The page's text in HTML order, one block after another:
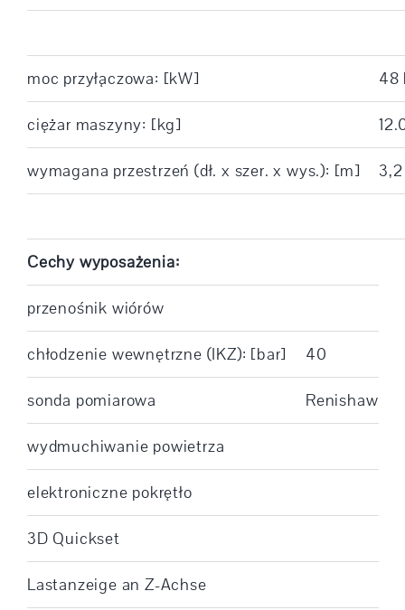
moc przyłączowa: [kW] 48
ciężar maszyny: [kg]
wymagana przestrzeń (dł. x szer. x wys.): [m]
Cechy wyposażenia:
przenośnik wiórów
chłodzenie wewnętrzne (IKZ): [bar] 40
sonda pomiarowa Renishaw
wydmuchiwanie powietrza
elektroniczne pokrętło
3D Quickset
Lastanzeige an Z-Achse